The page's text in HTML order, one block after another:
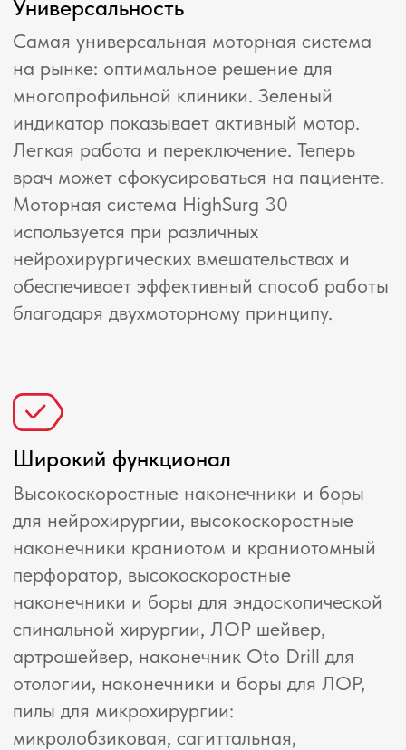
для нейрохирургии, высокоскоростные
наконечники краниотом и краниотомный
перфоратор, высокоскоростные
наконечники и боры для эндоскопической
спинальной хирургии, ЛОР шейвер,
артрошейвер, наконечник Oto Drill для
отологии, наконечники и боры для ЛОР,
пилы для микрохирургии:
микролобзиковая, сагиттальная,
осциллирующая, наконечник со свёрлами
для хирургии ступни, наконечник
Киршнера, патрон для свёрел и
сагиттальная пила для ортопедии,
дерматом.
Видимость на всех этапах работы с
высокой четкостью и контрастностью
- Многофункциональная педаль
- выбор программы;
- выбор старта/окончания;
- выбор направления движения
- Эргономичный корпус легкий и
компактный
- Низкий уровень шума работы
встроенного инфильтрационного насоса
- Простая смена и установка трубок в
инфильтрационном насосе
- Возможность подключения одновременно
двух моторов для работы.